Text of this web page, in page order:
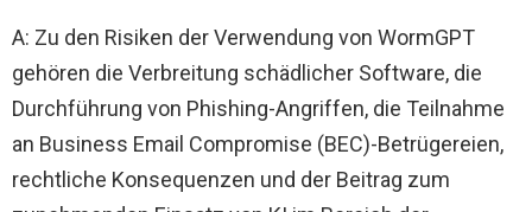
A: Zu den Risiken der Verwendung von WormGPT
gehören die Verbreitung schädlicher Software, die
Durchführung von Phishing-Angriffen, die Teilnahme
an Business Email Compromise (BEC)-Betrügereien,
rechtliche Konsequenzen und der Beitrag zum